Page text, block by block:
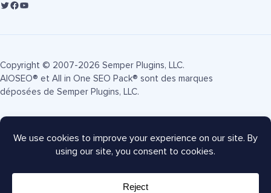
Copyright © 2007-2026 Semper Plugins, LLC.
AIOSEO® et All in One SEO Pack® sont des marques
déposées de Semper Plugins, LLC.
Conditions d'utilisation
Divulgation FTC
Plan du site Coupon AIOSEO